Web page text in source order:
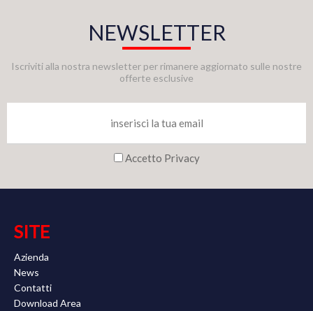
NEWSLETTER
Iscriviti alla nostra newsletter per rimanere aggiornato sulle nostre
offerte esclusive
Accetto Privacy
SITE
Azienda
News
Contatti
Download Area